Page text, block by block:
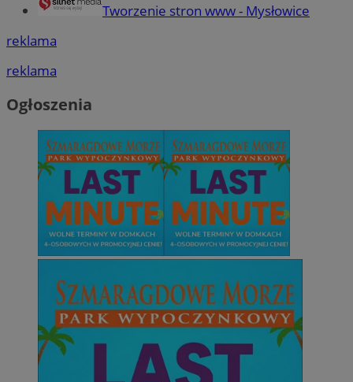
Tworzenie stron www - Mysłowice
reklama
reklama
Ogłoszenia